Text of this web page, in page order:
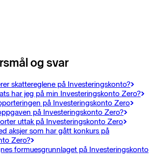
og svar
skattereglene på Investeringskonto?
har jeg på min Investeringskonto Zero?
på Investeringskonto Zero
på Investeringskonto Zero?
uttak på Investeringskonto Zero
aksjer som har gått konkurs på
Zero?
formuesgrunnlaget på Investeringskonto